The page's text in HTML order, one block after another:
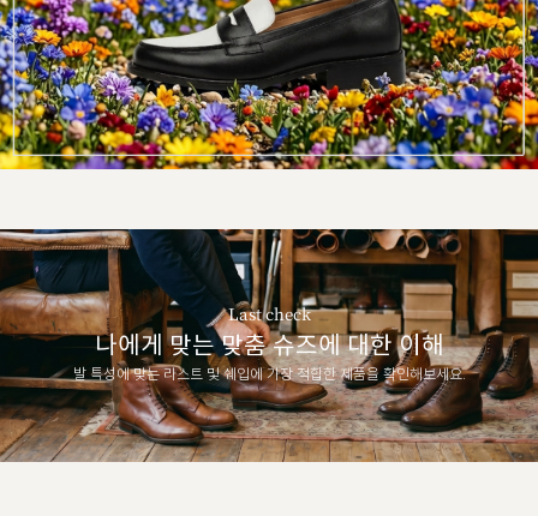
Last check
나에게 맞는 맞춤 슈즈에 대한 이해
발 특성에 맞는 라스트 및 쉐입에 가장 적합한 제품을 확인해보세요.